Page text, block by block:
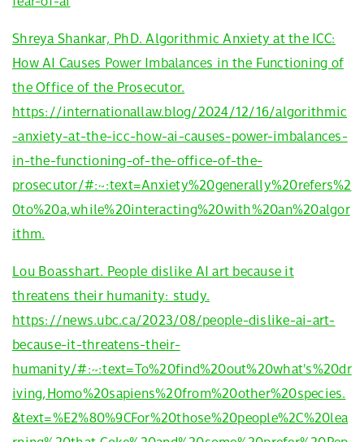
Shreya Shankar, PhD. Algorithmic Anxiety at the ICC:
How AI Causes Power Imbalances in the Functioning of
the Office of the Prosecutor.
https://internationallaw.blog/2024/12/16/algorithmic
-anxiety-at-the-icc-how-ai-causes-power-imbalances-
in-the-functioning-of-the-office-of-the-
prosecutor/#:~:text=Anxiety%20generally%20refers%2
0to%20a,while%20interacting%20with%20an%20algor
ithm.
Lou Boasshart. People dislike AI art because it
threatens their humanity: study.
https://news.ubc.ca/2023/08/people-dislike-ai-art-
because-it-threatens-their-
humanity/#:~:text=To%20find%20out%20what's%20dr
iving,Homo%20sapiens%20from%20other%20species.
&text=%E2%80%9CFor%20those%20people%2C%20lea